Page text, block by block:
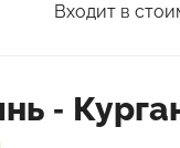
Входит в
-